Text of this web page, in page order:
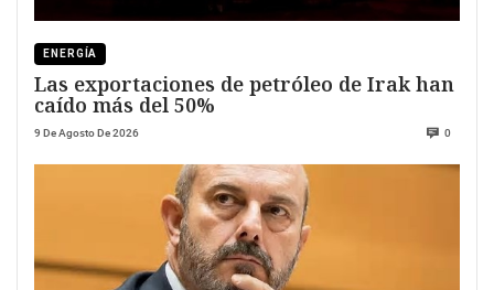
ENERGÍA
Las exportaciones de petróleo de Irak han
caído más del 50%
9 De Agosto De 2026 0